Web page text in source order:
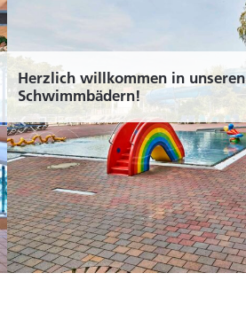
Herzlich willkommen in unseren
Schwimmbädern!